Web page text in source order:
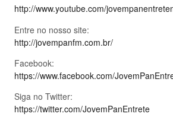
http://www.youtube.com/
Entre no nosso site:
http://jovempanfm.com.br/
Facebook:
https://www.facebook.com/
Siga no Twitter:
https://twitter.com/JovemPanEntrete